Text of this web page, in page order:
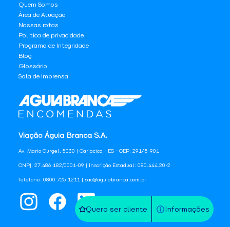
Quero ser cliente Informações
Viação Águia Branca S.A.
Av. Mario Gurgel, 5030 | Cariacica - ES - CEP: 29145-901
CNPJ: 27.486.182/0001-09 | Inscrição Estadual: 080.444.20-2
Telefone: 0800 725 1211 | sac@aguiabranca.com.br
Quem Somos
Área de Atuação
Nossas rotas
Política de privacidade
Programa de Integridade
Blog
Glossário
Sala de Imprensa